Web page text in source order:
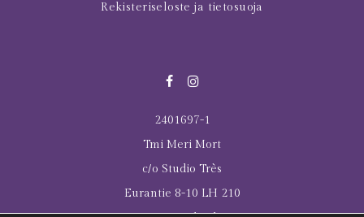
Rekisteriseloste ja tietosuoja
2401697-1
Tmi Meri Mort
c/o Studio Très
Eurantie 8-10 LH 210